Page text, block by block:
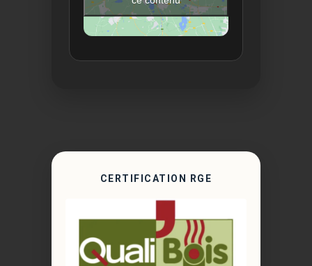
CERTIFICATION RGE